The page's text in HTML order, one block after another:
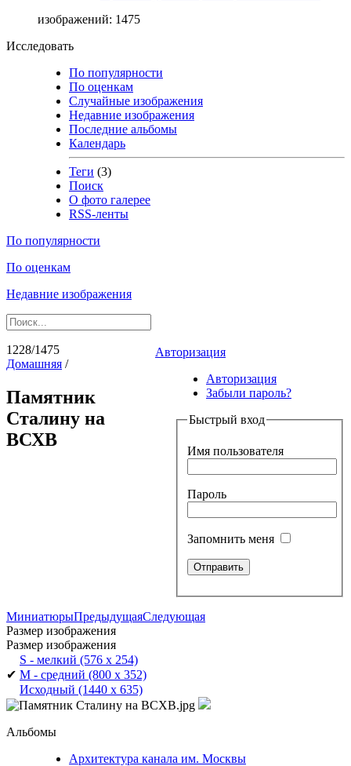
изображений: 1475
Исследовать
По популярности
По оценкам
Случайные изображения
Недавние изображения
Последние альбомы
Календарь
Теги (3)
Поиск
О фото галерее
RSS-ленты
По популярности
По оценкам
Недавние изображения
Авторизация
Авторизация
Забыли пароль?
Быстрый вход
Имя пользователя
Пароль
Запомнить меня
1228/1475
Домашняя /
Памятник
Сталину на
ВСХВ
МиниатюрыПредыдущаяСледующая
Размер изображения
Размер изображения
S - мелкий (576 x 254)
✔ M - средний (800 x 352)
Исходный (1440 x 635)
Альбомы
Архитектура канала им. Москвы